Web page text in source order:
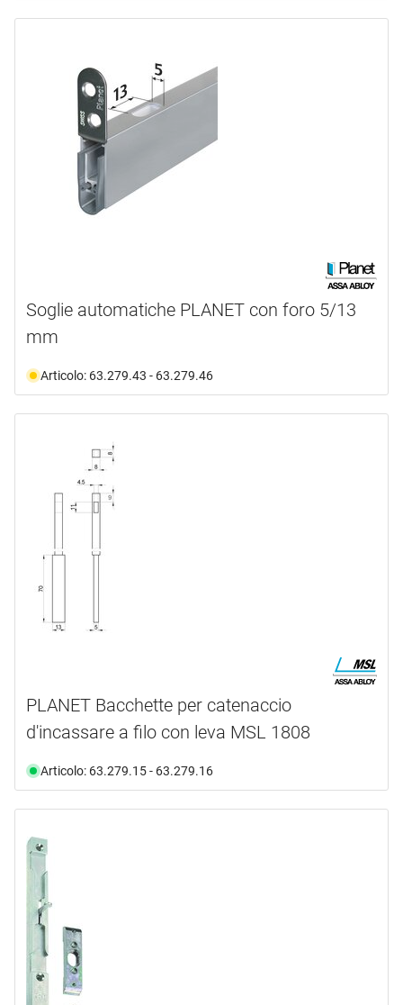
Soglie automatiche PLANET con foro 5/13
mm
Articolo: 63.279.43 - 63.279.46
PLANET Bacchette per catenaccio
d'incassare a filo con leva MSL 1808
Articolo: 63.279.15 - 63.279.16